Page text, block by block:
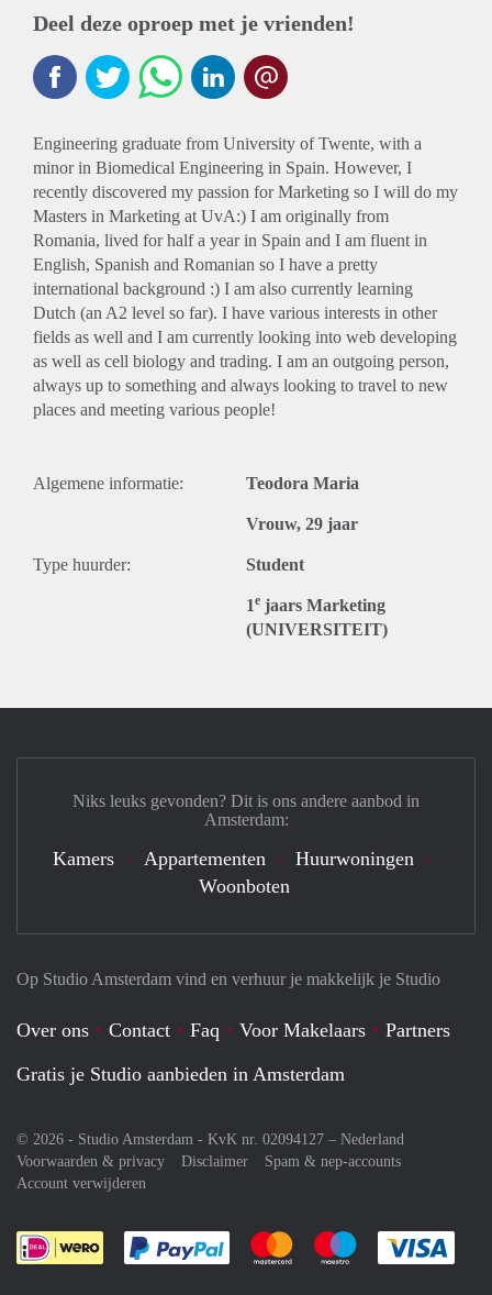
Deel deze oproep met je vrienden!
Engineering graduate from University of Twente, with a
minor in Biomedical Engineering in Spain. However, I
recently discovered my passion for Marketing so I will do my
Masters in Marketing at UvA:) I am originally from
Romania, lived for half a year in Spain and I am fluent in
English, Spanish and Romanian so I have a pretty
international background :) I am also currently learning
Dutch (an A2 level so far). I have various interests in other
fields as well and I am currently looking into web developing
as well as cell biology and trading. I am an outgoing person,
always up to something and always looking to travel to new
places and meeting various people!
Algemene informatie: Teodora Maria
Vrouw, 29 jaar
Type huurder: Student
1e jaars Marketing
(UNIVERSITEIT)
Op Studio Amsterdam vind en verhuur je makkelijk je Studio
Over ons Contact Faq Voor Makelaars
Partners
Gratis je Studio aanbieden in Amsterdam
© 2026 - Studio Amsterdam - KvK nr. 02094127 – Nederland
Voorwaarden & privacy
Disclaimer
Spam & nep-accounts
Account verwijderen
Je rekent gemakkelijk af met Paypal
Je rekent gemakkelijk af met
Je rekent
Niks leuks gevonden? Dit is ons andere aanbod in
Amsterdam:
Kamers Appartementen
Huurwoningen
Woonboten